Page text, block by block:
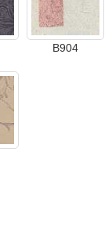
B904